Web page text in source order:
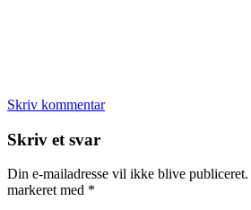
Skriv kommentar
Læserinteraktioner
Skriv et svar
Din e-mailadresse vil ikke blive publiceret.
markeret med *